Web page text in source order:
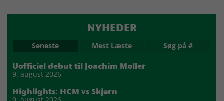
NYHEDER
Seneste Mest Læste Søg på #
Uofficiel debut til Joachim Møller
9. august 2026
Highlights: HCM vs Skjern